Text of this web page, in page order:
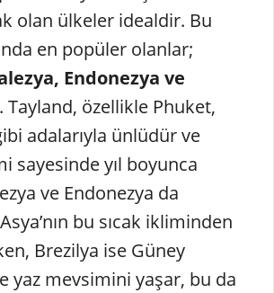
olan ülkeler idealdir. Bu
en popüler olanlar;
Endonezya ve
. Tayland, özellikle Phuket,
adalarıyla ünlüdür ve
sayesinde yıl boyunca
ve Endonezya da
bu sıcak ikliminden
Brezilya ise Güney
yaz mevsimini yaşar, bu da